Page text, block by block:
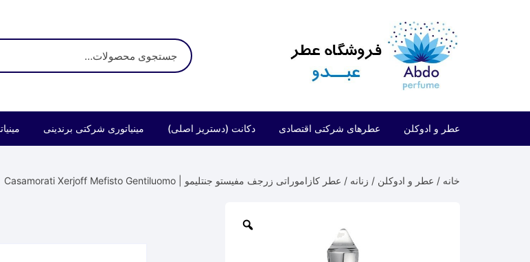
عطر و ادوکلن عطرهای شرکتی اقتصادی
شرکتی اقتصادی (لطافه)
دکانت (دستریز اصلی) مینیاتوری شرکتی برندینی
خانه / عطر و ادوکلن / زنانه / عطر کازاموراتی زرجف مفیستو جنتلیمو | Casamorati Xerjoff Mefisto Gentiluomo